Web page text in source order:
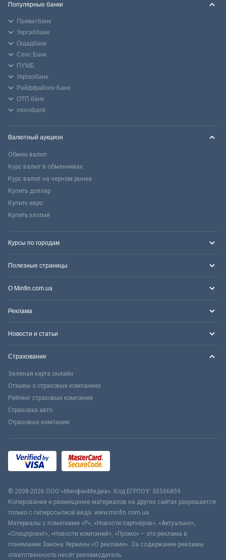
Популярные банки
Приватбанк
Укрсиббанк
Ощадбанк
Сенс Банк
ПУМБ
Укргазбанк
Райффайзен Банк
ОТП банк
monobank
Валютный аукцион
Обмен валют
Курс валют в обменниках
Курс валют на черном рынке
Купить доллар
Купить евро
Купить злотый
Курсы по городам
Полезные страницы
О Minfin.com.ua
Реклама
Новости и статьи
Страхование
Зеленая карта онлайн
Отзывы о страховых компаниях
Рейтинг страховых компаний
Страховка авто
Страховые компании
© 2008-2026 ООО «МинфинМедиа». Код ЕГРПОУ: 35506859
Копирование и размещение материалов на других сайтах разрешается
только с гиперссылкой вида: www.minfin.com.ua
Материалы с пометками «Р», «Новости партнёров», «Актуально»,
«Спецпроект», «Новости компаний», «Промо» – это реклама в
понимании Закона Украины «О рекламе». За содержание рекламы
ответственность несёт рекламодатель.